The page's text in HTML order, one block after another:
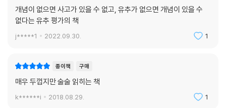
후 선택적으로 실행할 수 있는 여유로운 부가적 행위가 아니다. 이런 상기
는 새로운 상황을 이해하는 행위 자체와 깊은 관련이 있다.
-3장 | 보이지 않는 유추의 드넓은 바다 (240-241쪽)
미만이 아니라, 여러 층위의 추상화를 통해 유용한 범주화를 실행하고 맥
개념이 없으면 사고가 있을 수 없고, 유추가 없으면 개념이 있을 수
없다는 유추 평가의 책
j*****1 2022.09.30. 1
종이책 구매
매우 두껍지만 술술 읽히는 책
k******i 2018.08.29. 1